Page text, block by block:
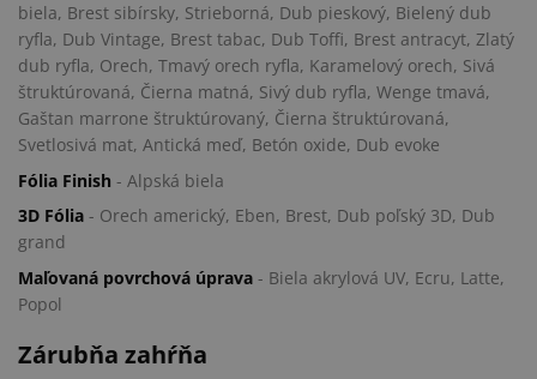
biela, Brest sibírsky, Strieborná, Dub pieskový, Bielený dub
ryfla, Dub Vintage, Brest tabac, Dub Toffi, Brest antracyt, Zlatý
dub ryfla, Orech, Tmavý orech ryfla, Karamelový orech, Sivá
štruktúrovaná, Čierna matná, Sivý dub ryfla, Wenge tmavá,
Gaštan marrone štruktúrovaný, Čierna štruktúrovaná,
Svetlosivá mat, Antická meď, Betón oxide, Dub evoke
Fólia Finish - Alpská biela
3D Fólia - Orech americký, Eben, Brest, Dub poľský 3D, Dub
grand
Maľovaná povrchová úprava - Biela akrylová UV, Ecru, Latte,
Popol
Zárubňa zahŕňa